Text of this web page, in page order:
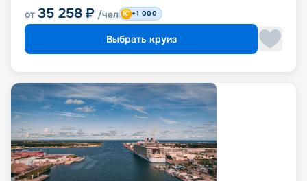
от 35 258 ₽ /чел +1 000
Выбрать круиз